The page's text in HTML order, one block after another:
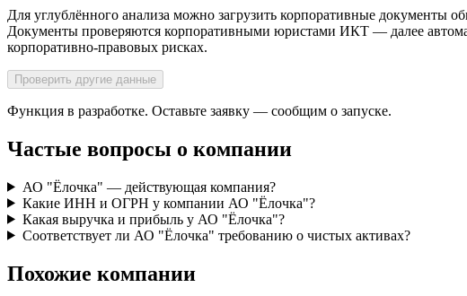
Для углублённого анализа можно загрузить корпоративные документы
Документы проверяются корпоративными юристами ИКТ — далее
корпоративно-правовых рисках.
Проверить другие данные
Функция в разработке. Оставьте заявку — сообщим о запуске.
Частые вопросы о компании
АО "Ёлочка" — действующая компания?
Какие ИНН и ОГРН у компании АО "Ёлочка"?
Какая выручка и прибыль у АО "Ёлочка"?
Соответствует ли АО "Ёлочка" требованию о чистых активах?
Похожие компании